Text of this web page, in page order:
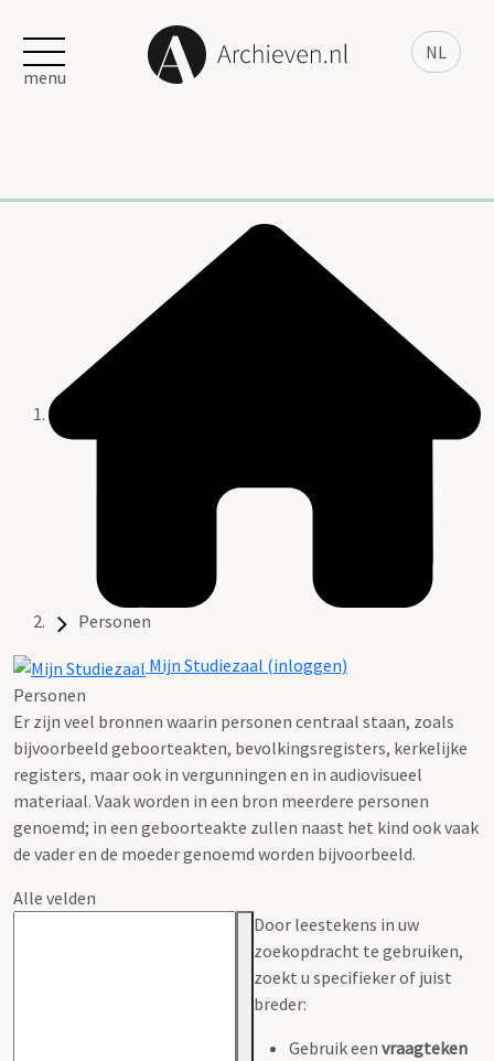
NL
menu
Personen
Mijn Studiezaal (inloggen)
Personen
Er zijn veel bronnen waarin personen centraal staan, zoals
bijvoorbeeld geboorteakten, bevolkingsregisters, kerkelijke
registers, maar ook in vergunningen en in audiovisueel
materiaal. Vaak worden in een bron meerdere personen
genoemd; in een geboorteakte zullen naast het kind ook vaak
de vader en de moeder genoemd worden bijvoorbeeld.
Alle velden
Door leestekens in uw
zoekopdracht te gebruiken,
zoekt u specifieker of juist
breder:
Gebruik een vraagteken